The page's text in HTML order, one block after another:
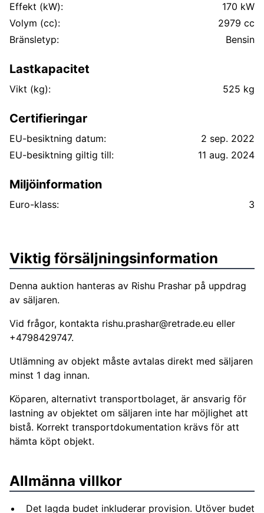
Effekt (kW):
170 kW
Volym (cc):
2979 cc
Bränsletyp:
Bensin
Lastkapacitet
Vikt (kg): 525 kg
Certifieringar
EU-besiktning datum:
2 sep. 2022
EU-besiktning giltig till:
11 aug. 2024
Miljöinformation
Euro-klass: 3
Viktig försäljningsinformation
Denna auktion hanteras av Rishu Prashar på uppdrag
av säljaren.
Vid frågor, kontakta rishu.prashar@retrade.eu eller
+4798429747.
Utlämning av objekt måste avtalas direkt med säljaren
minst 1 dag innan.
Köparen, alternativt transportbolaget, är ansvarig för
lastning av objektet om säljaren inte har möjlighet att
bistå. Korrekt transportdokumentation krävs för att
hämta köpt objekt.
Allmänna villkor
Det lagda budet inkluderar provision. Utöver budet